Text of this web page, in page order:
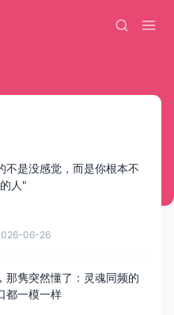
不是没感觉，而是你根本不
人"
06-26
那隽突然懂了：灵魂同频的
都一模一样